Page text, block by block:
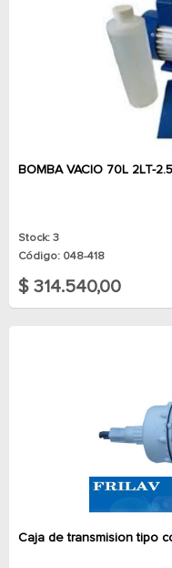
BOMBA VACIO 70L 2LT-
Stock: 3
Código: 048-418
$ 314.540,00
Caja de transmision tipo